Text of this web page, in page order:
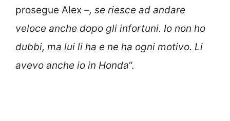
prosegue Alex –, se riesce ad andare
veloce anche dopo gli infortuni. Io non ho
dubbi, ma lui li ha e ne ha ogni motivo. Li
avevo anche io in Honda“.